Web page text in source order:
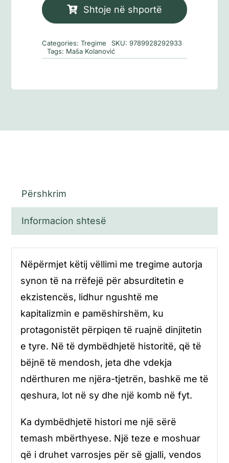
Shtoje në shportë
Categories:Tregime SKU:9789928292933
Tags: Maša Kolanović
Përshkrim
Informacion shtesë
Nëpërmjet këtij vëllimi me tregime autorja
synon të na rrëfejë për absurditetin e
ekzistencës, lidhur ngushtë me
kapitalizmin e pamëshirshëm, ku
protagonistët përpiqen të ruajnë dinjitetin
e tyre. Në të dymbëdhjetë historitë, që të
bëjnë të mendosh, jeta dhe vdekja
ndërthuren me njëra-tjetrën, bashkë me të
qeshura, lot në sy dhe një komb në fyt.
Ka dymbëdhjetë histori me një sërë
temash mbërthyese. Një teze e moshuar
që i druhet varrosjes për së gjalli, vendos